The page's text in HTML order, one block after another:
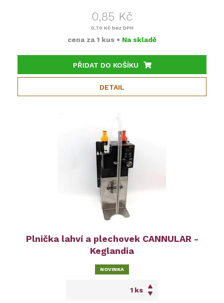
0,85 Kč
0,70 Kč bez DPH
cena za 1 kus • Na skladě
PŘIDAT DO KOŠÍKU
DETAIL
Plnička lahví a plechovek CANNULAR -
Keglandia
ks
NOVINKA